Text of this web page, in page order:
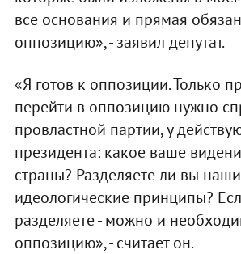
все основания и прямая
оппозицию», - заявил депутат.
«Я готов к оппозиции. Только
перейти в оппозицию нужно
провластной партии, у
президента: какое ваше
страны? Разделяете ли вы наши
идеологические принципы?
разделяете - можно и
оппозицию», - считает он.